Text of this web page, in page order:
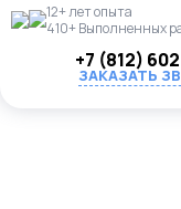
12+ лет опыта
410+ Выполненных
+7 (812)
ЗАКАЗАТЬ